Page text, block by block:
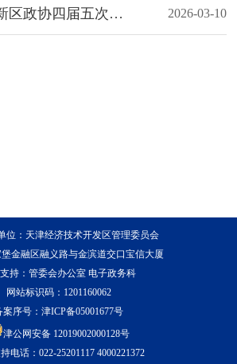
对天津市滨海新区政协四届五次会议第165号提案的会办意见 2026-03-10
位：天津经济技术开发区管理委员会
金融区融义路与金滨道交口宝信大厦
持：管委会办公室 电子政务科
网站标识码：1201160062
案序号：津ICP备05001677号
津公网安备 12019002000128号
电话：022-25201117 4000221372